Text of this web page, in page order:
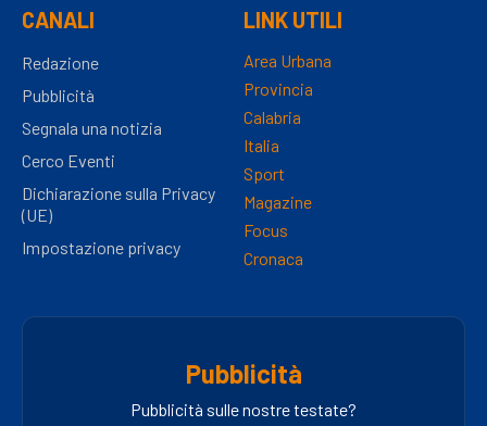
CANALI
Redazione
Pubblicità
Segnala una notizia
Cerco Eventi
Dichiarazione sulla Privacy
(UE)
Impostazione privacy
LINK UTILI
Area Urbana
Provincia
Calabria
Italia
Sport
Magazine
Focus
Cronaca
Pubblicità
Pubblicità sulle nostre testate?